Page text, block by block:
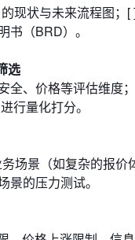
现状与未来流程图
书（BRD）。
选
全、价格等评估维度
行量化打分。
场景（如复杂的报
的压力测试。